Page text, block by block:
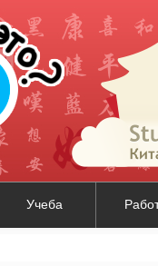
Учеба